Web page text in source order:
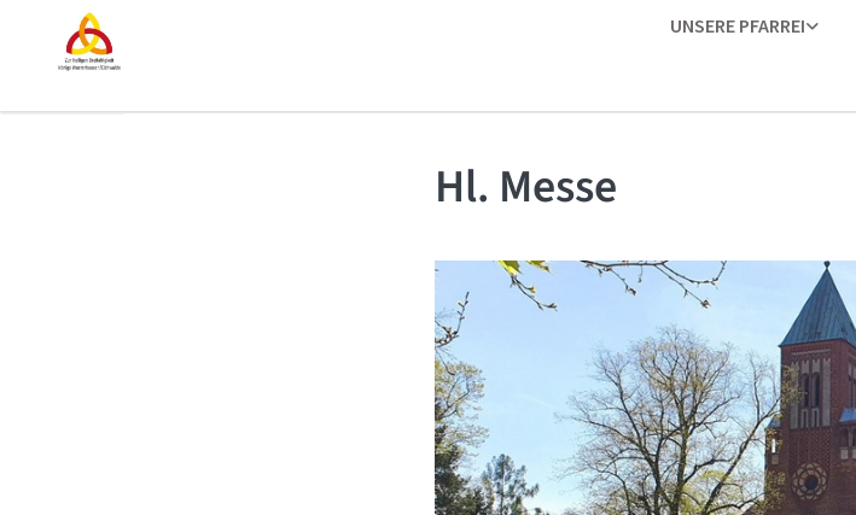
UNSERE PFARREI
Hl. Messe